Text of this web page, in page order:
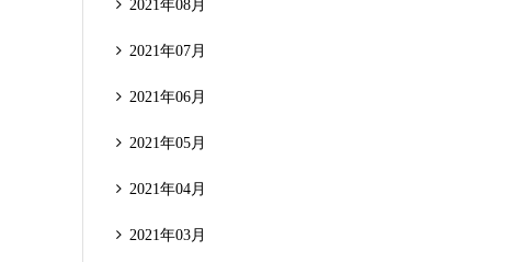
2021年08月
2021年07月
2021年06月
2021年05月
2021年04月
2021年03月